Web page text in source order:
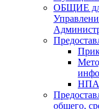
ОБЩИЕ
НПА
общего,